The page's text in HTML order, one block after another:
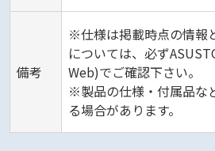
備考
※仕様は掲載時点の情報
については、必ず
Web)でご確認下さい。
※製品の仕様・付属品な
る場合があります。